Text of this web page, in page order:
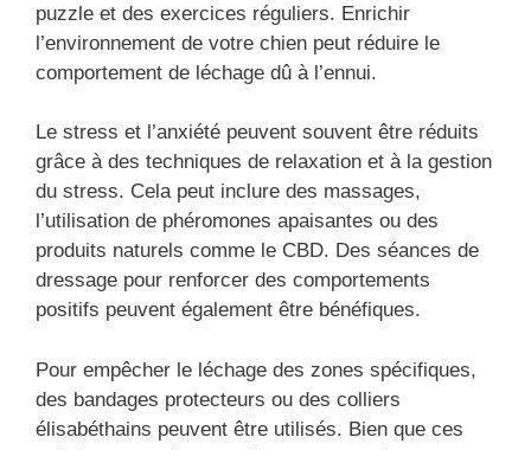
puzzle et des exercices réguliers. Enrichir
l’environnement de votre chien peut réduire le
comportement de léchage dû à l’ennui.
Le stress et l’anxiété peuvent souvent être réduits
grâce à des techniques de relaxation et à la gestion
du stress. Cela peut inclure des massages,
l’utilisation de phéromones apaisantes ou des
produits naturels comme le CBD. Des séances de
dressage pour renforcer des comportements
positifs peuvent également être bénéfiques.
Pour empêcher le léchage des zones spécifiques,
des bandages protecteurs ou des colliers
élisabéthains peuvent être utilisés. Bien que ces